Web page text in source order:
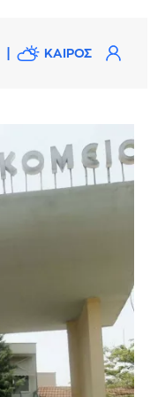
ΚΑΙΡΟΣ